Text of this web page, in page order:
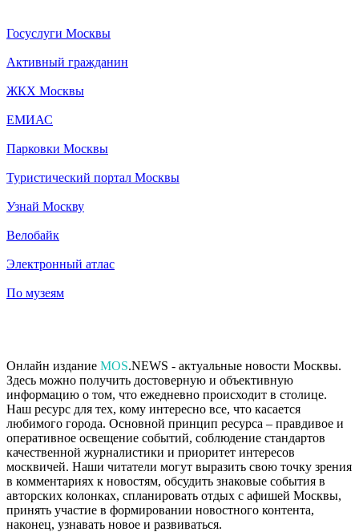
Госуслуги Москвы
Активный гражданин
ЖКХ Москвы
ЕМИАС
Парковки Москвы
Туристический портал Москвы
Узнай Москву
Велобайк
Электронный атлас
По музеям
Онлайн издание MOS.NEWS - актуальные новости Москвы.
Здесь можно получить достоверную и объективную
информацию о том, что ежедневно происходит в столице.
Наш ресурс для тех, кому интересно все, что касается
любимого города. Основной принцип ресурса – правдивое и
оперативное освещение событий, соблюдение стандартов
качественной журналистики и приоритет интересов
москвичей. Наши читатели могут выразить свою точку зрения
в комментариях к новостям, обсудить знаковые события в
авторских колонках, спланировать отдых с афишей Москвы,
принять участие в формировании новостного контента,
наконец, узнавать новое и развиваться.